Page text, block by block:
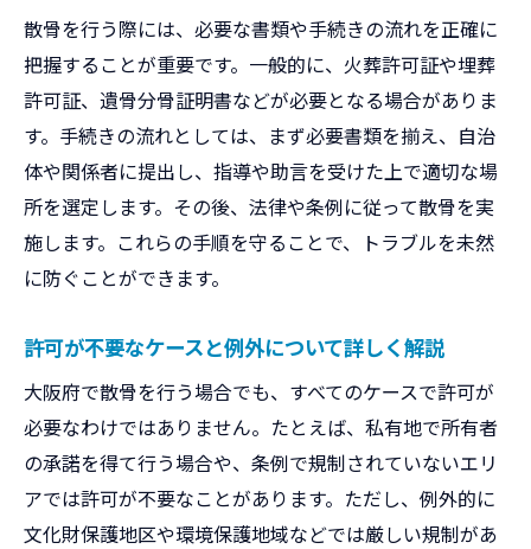
散骨を行う際には、必要な書類や手続きの流れを正確に
把握することが重要です。一般的に、火葬許可証や埋葬
許可証、遺骨分骨証明書などが必要となる場合がありま
す。手続きの流れとしては、まず必要書類を揃え、自治
体や関係者に提出し、指導や助言を受けた上で適切な場
所を選定します。その後、法律や条例に従って散骨を実
施します。これらの手順を守ることで、トラブルを未然
に防ぐことができます。
許可が不要なケースと例外について詳しく解説
大阪府で散骨を行う場合でも、すべてのケースで許可が
必要なわけではありません。たとえば、私有地で所有者
の承諾を得て行う場合や、条例で規制されていないエリ
アでは許可が不要なことがあります。ただし、例外的に
文化財保護地区や環境保護地域などでは厳しい規制があ